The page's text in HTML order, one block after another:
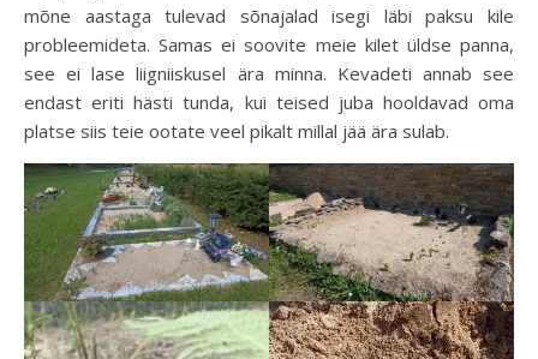
mõne aastaga tulevad sõnajalad isegi läbi paksu kile
probleemideta. Samas ei soovite meie kilet üldse panna,
see ei lase liigniiskusel ära minna. Kevadeti annab see
endast eriti hästi tunda, kui teised juba hooldavad oma
platse siis teie ootate veel pikalt millal jää ära sulab.